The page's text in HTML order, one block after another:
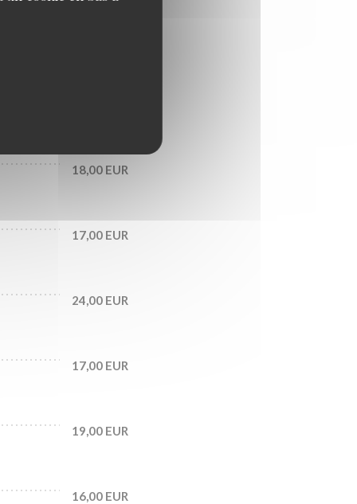
18,00 EUR
17,00 EUR
24,00 EUR
17,00 EUR
19,00 EUR
16,00 EUR